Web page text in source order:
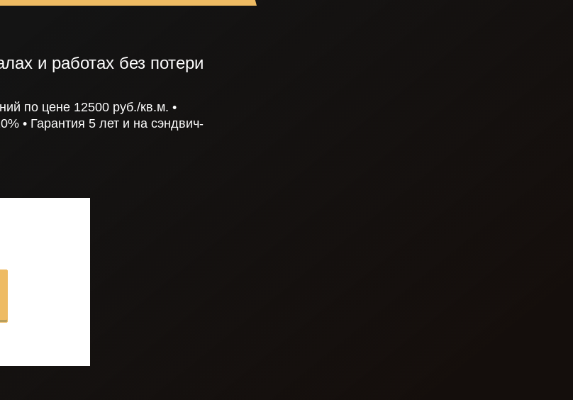
и работах без потери
по цене 12500 руб./кв.м. •
• Гарантия 5 лет и на сэндвич-